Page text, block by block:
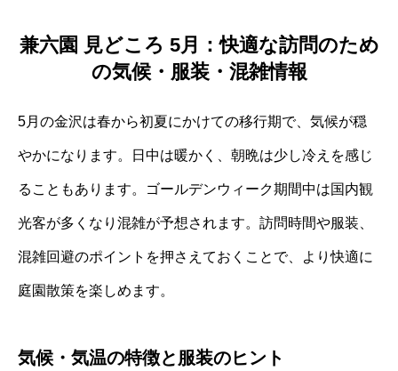
兼六園 見どころ 5月：快適な訪問のため
の気候・服装・混雑情報
5月の金沢は春から初夏にかけての移行期で、気候が穏
やかになります。日中は暖かく、朝晩は少し冷えを感じ
ることもあります。ゴールデンウィーク期間中は国内観
光客が多くなり混雑が予想されます。訪問時間や服装、
混雑回避のポイントを押さえておくことで、より快適に
庭園散策を楽しめます。
気候・気温の特徴と服装のヒント